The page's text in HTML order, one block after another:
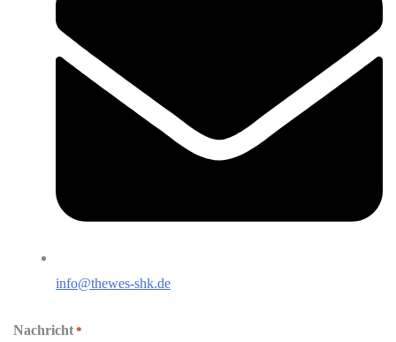
info@thewes-shk.de
Nachricht *